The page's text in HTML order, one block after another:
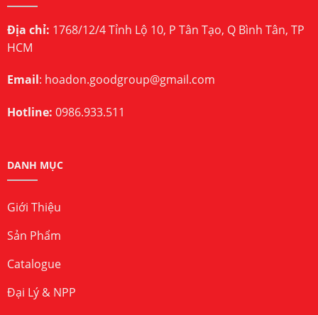
Địa chỉ: 1768/12/4 Tỉnh Lộ 10, P Tân Tạo, Q Bình Tân, TP
HCM
Email: hoadon.goodgroup@gmail.com
Hotline: 0986.933.511
DANH MỤC
Giới Thiệu
Sản Phẩm
Catalogue
Đại Lý & NPP